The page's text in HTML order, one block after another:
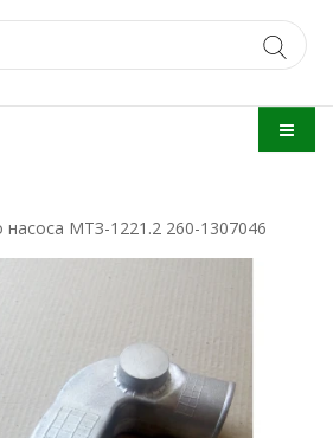
насоса МТЗ-1221.2 260-1307046